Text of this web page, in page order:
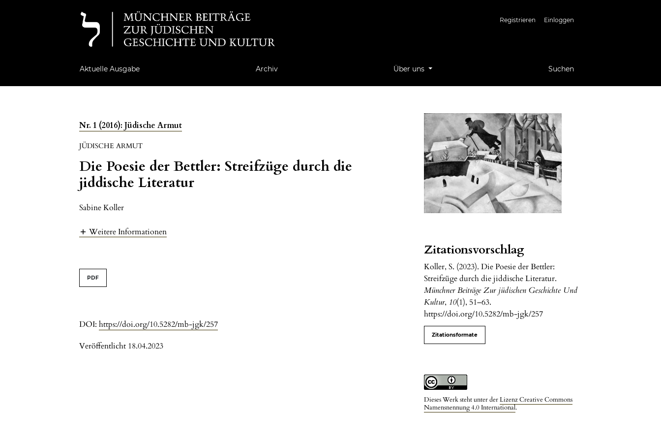
Registrieren Einloggen
Aktuelle Ausgabe Archiv Über uns Suchen
Nr. 1 (2016): Jüdische Armut
JÜDISCHE ARMUT
Die Poesie der Bettler: Streifzüge durch die
jiddische Literatur
Sabine Koller
Weitere Informationen
PDF
DOI:https://doi.org/10.5282/mb-jgk/257
Veröffentlicht 18.04.2023
Zitationsvorschlag
Koller, S. (2023). Die Poesie der Bettler:
Streifzüge durch die jiddische Literatur.
Münchner Beiträge Zur jüdischen Geschichte Und
Kultur, 10(1), 51–63.
https://doi.org/10.5282/mb-jgk/257
Zitationsformate
Dieses Werk steht unter derLizenz Creative Commons
Namensnennung 4.0 International.